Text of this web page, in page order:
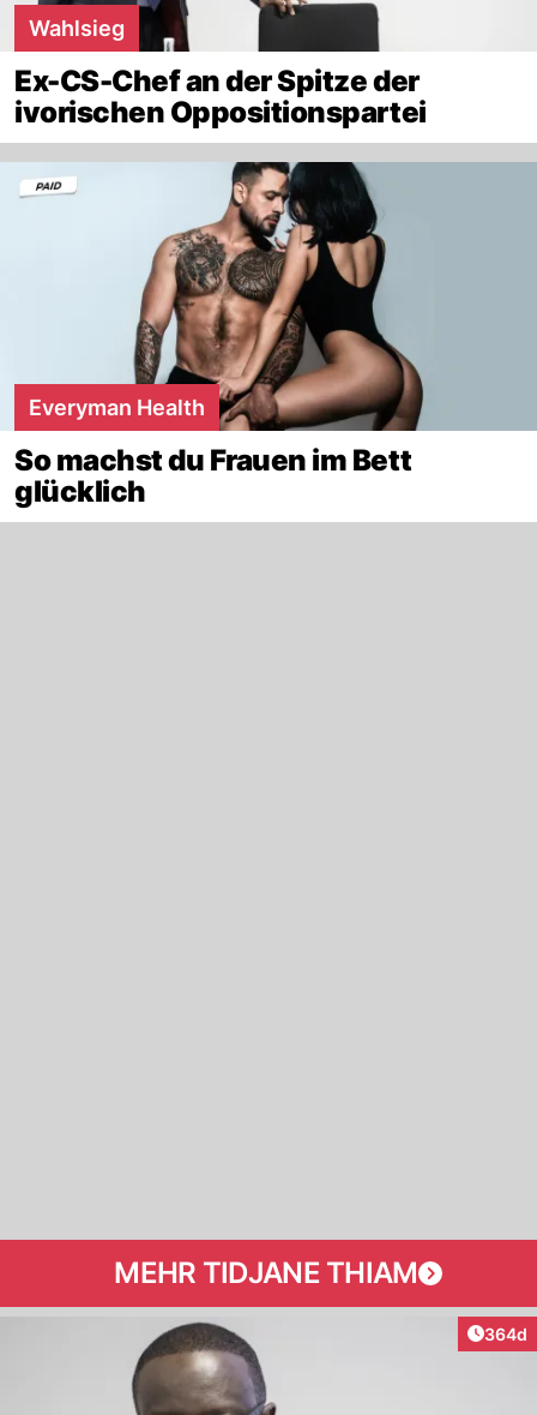
Wahlsieg
Ex-CS-Chef an der Spitze der
ivorischen Oppositionspartei
Everyman Health
So machst du Frauen im Bett
glücklich
MEHR TIDJANE THIAM
364d